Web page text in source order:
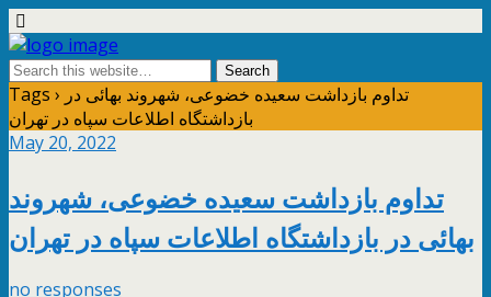
Tags › تداوم بازداشت سعیده خضوعی، شهروند بهائی در
بازداشتگاه اطلاعات سپاه در تهران
May 20, 2022
تداوم بازداشت سعیده خضوعی، شهروند
بهائی در بازداشتگاه اطلاعات سپاه در تهران
no responses